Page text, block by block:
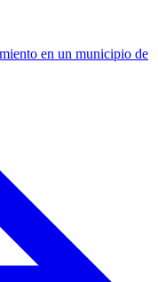
en un municipio de